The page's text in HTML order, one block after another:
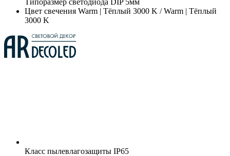
Цвет свечения Warm | Тёплый 3000 K / Warm | Тёплый
3000 K
Класс пылевлагозащиты IP65